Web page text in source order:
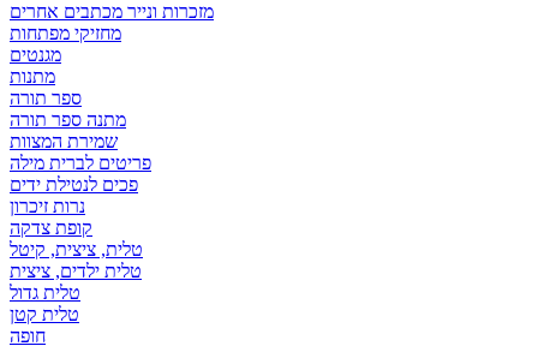
מזכרות ונייר מכתבים אחרים
מחזיקי מפתחות
מגנטים
מתנות
ספר תורה
מתנה ספר תורה
שמירת המצוות
פריטים לברית מילה
פכים לנטילת ידים
נרות זיכרון
קופת צדקה
טלית, ציצית, קיטל
טלית ילדים, ציצית
טלית גדול
טלית קטן